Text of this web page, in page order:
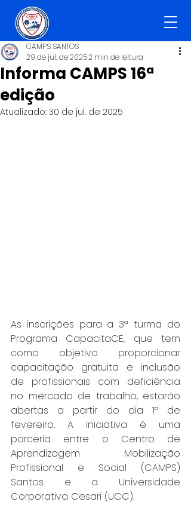
Informa CAMPS 16ª
edição
CAMPS SANTOS
29 de jul. de 20252 min de leitura
Atualizado: 30 de jul. de 2025
As inscrições para a 3ª turma do
Programa CapacitaCE, que tem
como objetivo proporcionar
capacitação gratuita e inclusão
de profissionais com deficiência
no mercado de trabalho, estarão
abertas a partir do dia 1º de
fevereiro. A iniciativa é uma
parceria entre o Centro de
Aprendizagem Mobilização
Profissional e Social (CAMPS)
Santos e a Universidade
Corporativa Cesari (UCC).